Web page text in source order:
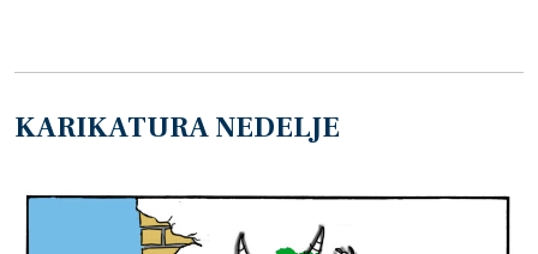
KARIKATURA NEDELJE